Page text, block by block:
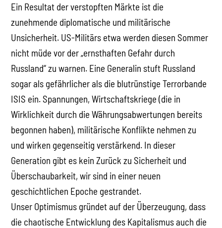
Ein Resultat der verstopften Märkte ist die
zunehmende diplomatische und militärische
Unsicherheit. US-Militärs etwa werden diesen Sommer
nicht müde vor der „ernsthaften Gefahr durch
Russland“ zu warnen. Eine Generalin stuft Russland
sogar als gefährlicher als die blutrünstige Terrorbande
ISIS ein. Spannungen, Wirtschaftskriege (die in
Wirklichkeit durch die Währungsabwertungen bereits
begonnen haben), militärische Konflikte nehmen zu
und wirken gegenseitig verstärkend. In dieser
Generation gibt es kein Zurück zu Sicherheit und
Überschaubarkeit, wir sind in einer neuen
geschichtlichen Epoche gestrandet.
Unser Optimismus gründet auf der Überzeugung, dass
die chaotische Entwicklung des Kapitalismus auch die